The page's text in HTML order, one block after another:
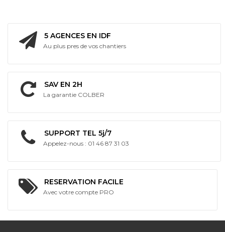
intégrée
5 AGENCES EN IDF
Au plus pres de vos chantiers
SAV EN 2H
La garantie COLBER
SUPPORT TEL 5j/7
Appelez-nous : 01 46 87 31 03
RESERVATION FACILE
Avec votre compte PRO